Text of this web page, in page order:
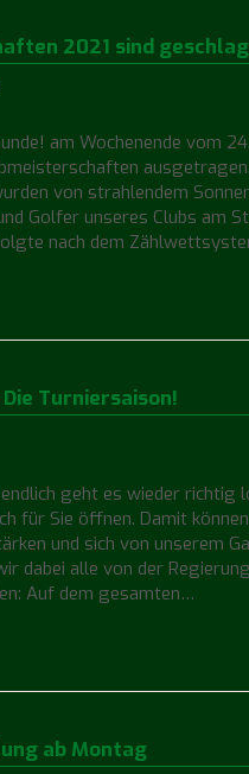
2021 sind
am Wochenende vom
von strahlendem
Golfer unseres Clubs am
nach dem
Turniersaison!
geht es wieder richtig
für Sie öffnen. Damit
und sich von unserem
dabei alle von der
Auf dem gesamten…
ab Montag